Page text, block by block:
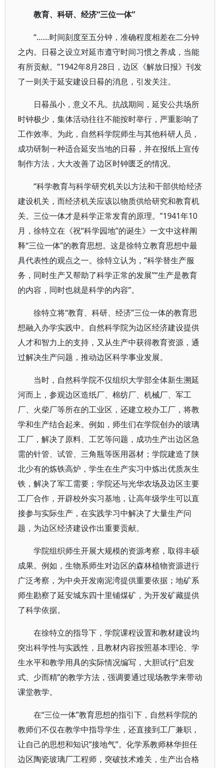
教育、科研、经济“三位一体”
“……时间刻度至五分钟，准确程度相差在二分钟
之内。日晷之设立对延市遵守时间习惯之养成，当能
有所贡献。”1942年8月28日，边区《解放日报》刊发
了一则关于延安建设日晷的消息，引发关注。
日晷虽小，意义不凡。抗战期间，延安公共场所
时钟极少，集体活动往往不能按时举行，严重影响了
工作效率。为此，自然科学院师生与其他科研人员，
成功研制一种适合延安当地的日晷，并在报纸上宣传
制作方法，大大改善了边区时钟匮乏的情况。
“科学教育与科学研究机关以方法和干部供给经济
建设机关，而经济机关应该以物质供给研究和教育机
关。三位一体才是科学正常发育的原理。”1941年10
月，徐特立在《祝“科学园地”的诞生》一文中这样阐
释“三位一体”的教育思想。这是徐特立教育思想中最
具代表性的观点之一。徐特立认为，“科学替生产服
务，同时生产又帮助了科学正常的发展”“生产是教育
的内容，同时也就是科学的内容”。
徐特立将“教育、科研、经济”三位一体的教育思
想融入办学实践中。自然科学院为边区经济建设提供
人才和智力上的支持，又从生产中获得教育资源，通
过解决生产问题，推动边区科学事业发展。
当时，自然科学院不仅组织大学部全体新生溯延
河而上，参观边区造纸厂、棉纺厂、机械厂、军工
厂、火柴厂等所在的工业区，还建立校办工厂，将教
学和生产结合起来。例如，师生们在学院创办的玻璃
工厂，解决了原料、工艺等问题，成功生产出边区急
需的针管、试管、三角瓶等医用器材；学院建造了陕
北少有的炼铁高炉，学生在生产实习中炼出优质灰生
铁，解决了军工需要；学院还与光华农场及边区主要
工厂合作，开辟校外实习基地，让高年级学生可以直
接参与实际生产，在实践学习中解决了大量生产问
题，为边区经济建设作出重要贡献。
学院组织师生开展大规模的资源考察，取得丰硕
成果。例如，生物系师生对边区的森林植物资源进行
广泛考察，为中央开发南泥湾提供重要依据；地矿系
师生勘察了延安城东四十里铺煤矿，为开发矿藏提供
了科学依据。
在徐特立的指导下，学院课程设置和教材建设均
突出科学性与实践性，且教材内容按照基本理论、学
生水平和教学用具的实际情况编写，大胆试行“启发
式、少而精”的教学方法，强调要通过现场教学来带动
课堂教学。
在“三位一体”教育思想的指引下，自然科学院的
教师们不仅在教学中指导学生，还直接到工厂兼职，
让自己的思想和知识“接地气”。化学系教师林华担任
边区陶瓷玻璃厂工程师，突破技术难关，生产出合格